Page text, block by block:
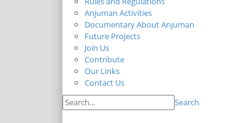
Anjuman Activities
Documentary About Anjuman
Future Projects
Join Us
Contribute
Our Links
Contact Us
Search